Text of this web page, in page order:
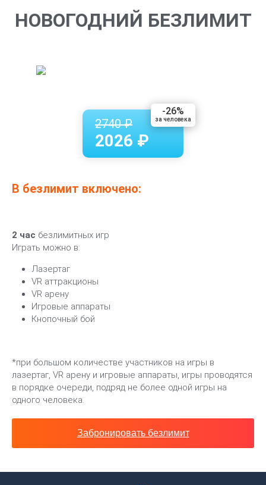
НОВОГОДНИЙ БЕЗЛИМИТ
-26%
за человека
2740 ₽
2026 ₽
В безлимит включено:
2 час безлимитных игр
Играть можно в:
Лазертаг
VR аттракционы
VR арену
Игровые аппараты
Кнопочный бой
*при большом количестве участников на игры в
лазертаг, VR арену и игровые аппараты, игры проводятся
в порядке очереди, подряд не более одной игры на
одного человека.
Забронировать безлимит